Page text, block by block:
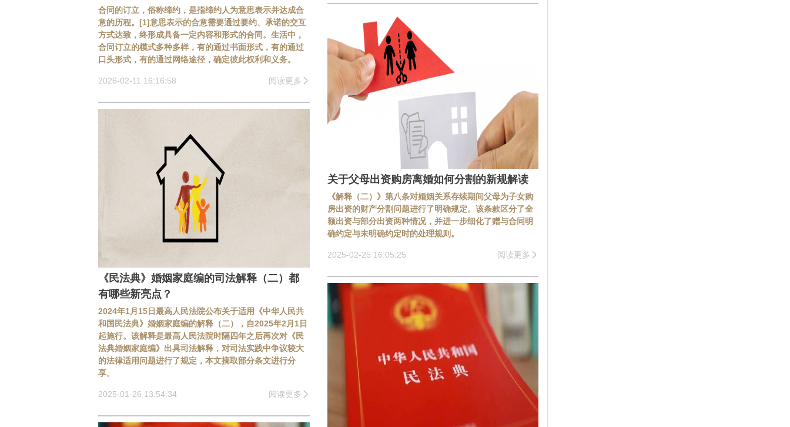
合同的订立，俗称缔约，是指缔约人为意思表示并达成合
意的历程。[1]意思表示的合意需要通过要约、承诺的交互
方式达致，终形成具备一定内容和形式的合同。生活中，
合同订立的模式多种多样，有的通过书面形式，有的通过
口头形式，有的通过网络途径，确定彼此权利和义务。
2026-02-11 16:16:58 阅读更多
关于父母出资购房离婚如何分割的新规解读
《解释（二）》第八条对婚姻关系存续期间父母为子女购
房出资的财产分割问题进行了明确规定。该条款区分了全
额出资与部分出资两种情况，并进一步细化了赠与合同明
确约定与未明确约定时的处理规则。
2025-02-25 16:05:25 阅读更多
《民法典》婚姻家庭编的司法解释（二）都
有哪些新亮点？
2024年1月15日最高人民法院公布关于适用《中华人民共
和国民法典》婚姻家庭编的解释（二），自2025年2月1日
起施行。该解释是最高人民法院时隔四年之后再次对《民
法典婚姻家庭编》出具司法解释，对司法实践中争议较大
的法律适用问题进行了规定，本文摘取部分条文进行分
享。
2025-01-26 13:54:34 阅读更多